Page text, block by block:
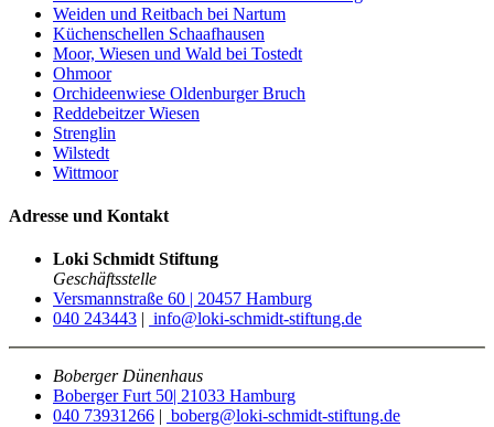
Weiden und Reitbach bei Nartum
Küchenschellen Schaafhausen
Moor, Wiesen und Wald bei Tostedt
Ohmoor
Orchideenwiese Oldenburger Bruch
Reddebeitzer Wiesen
Strenglin
Wilstedt
Wittmoor
Adresse und Kontakt
Loki Schmidt Stiftung
Geschäftsstelle
Versmannstraße 60 | 20457 Hamburg
040 243443 | info@loki-schmidt-stiftung.de
Boberger Dünenhaus
Boberger Furt 50| 21033 Hamburg
040 73931266 | boberg@loki-schmidt-stiftung.de